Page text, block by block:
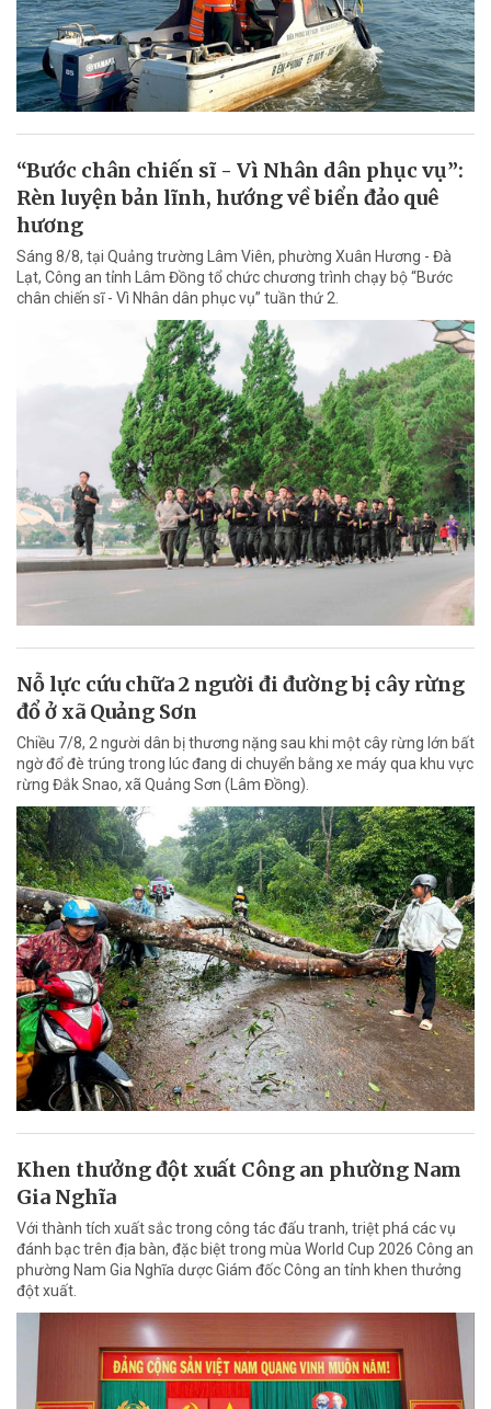
“Bước chân chiến sĩ - Vì Nhân dân phục vụ”:
Rèn luyện bản lĩnh, hướng về biển đảo quê
hương
Sáng 8/8, tại Quảng trường Lâm Viên, phường Xuân Hương - Đà
Lạt, Công an tỉnh Lâm Đồng tổ chức chương trình chạy bộ “Bước
chân chiến sĩ - Vì Nhân dân phục vụ” tuần thứ 2.
Nỗ lực cứu chữa 2 người đi đường bị cây rừng
đổ ở xã Quảng Sơn
Chiều 7/8, 2 người dân bị thương nặng sau khi một cây rừng lớn bất
ngờ đổ đè trúng trong lúc đang di chuyển bằng xe máy qua khu vực
rừng Đắk Snao, xã Quảng Sơn (Lâm Đồng).
Khen thưởng đột xuất Công an phường Nam
Gia Nghĩa
Với thành tích xuất sắc trong công tác đấu tranh, triệt phá các vụ
đánh bạc trên địa bàn, đặc biệt trong mùa World Cup 2026 Công an
phường Nam Gia Nghĩa dược Giám đốc Công an tỉnh khen thưởng
đột xuất.